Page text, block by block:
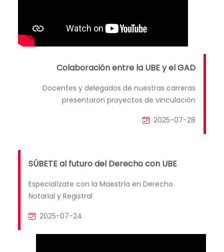
Colaboración entre la UBE y el GAD
Docentes y delegados de nuestras carreras
presentaron proyectos de vinculación
2025-07-28
SÚBETE al futuro del Derecho con UBE
Especialízate con la Maestría en Derecho
Notarial y Registral
2025-07-24